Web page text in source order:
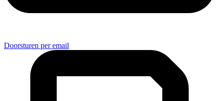
Doorsturen per email